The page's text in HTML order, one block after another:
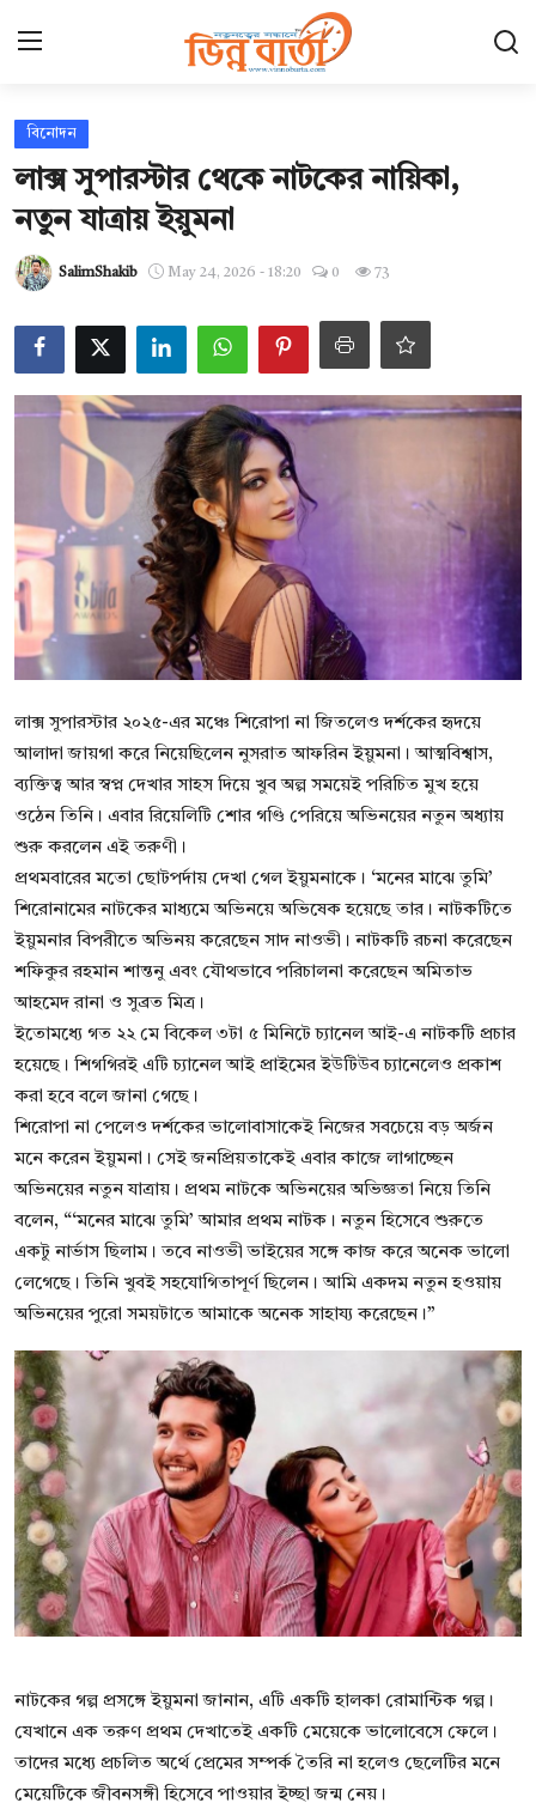
Contact
ছবি ঘর
আন্তর্জাতিক
সারাদেশ
বিনোদন
বাণিজ্য
শিল্প ও সাহিত্য
জাতীয়
রাজনীতি
Bangla
বিনোদন
লাক্স সুপারস্টার থেকে নাটকের নায়িকা,
নতুন যাত্রায় ইয়ুমনা
SalimShakib May 24, 2026 - 18:20 0 73
লাক্স সুপারস্টার ২০২৫-এর মঞ্চে শিরোপা না জিতলেও দর্শকের হৃদয়ে
আলাদা জায়গা করে নিয়েছিলেন নুসরাত আফরিন ইয়ুমনা। আত্মবিশ্বাস,
ব্যক্তিত্ব আর স্বপ্ন দেখার সাহস দিয়ে খুব অল্প সময়েই পরিচিত মুখ হয়ে
ওঠেন তিনি। এবার রিয়েলিটি শোর গণ্ডি পেরিয়ে অভিনয়ের নতুন অধ্যায়
শুরু করলেন এই তরুণী।
প্রথমবারের মতো ছোটপর্দায় দেখা গেল ইয়ুমনাকে। ‘মনের মাঝে তুমি’
শিরোনামের নাটকের মাধ্যমে অভিনয়ে অভিষেক হয়েছে তার। নাটকটিতে
ইয়ুমনার বিপরীতে অভিনয় করেছেন সাদ নাওভী। নাটকটি রচনা করেছেন
শফিকুর রহমান শান্তনু এবং যৌথভাবে পরিচালনা করেছেন অমিতাভ
আহমেদ রানা ও সুব্রত মিত্র।
ইতোমধ্যে গত ২২ মে বিকেল ৩টা ৫ মিনিটে চ্যানেল আই-এ নাটকটি প্রচার
হয়েছে। শিগগিরই এটি চ্যানেল আই প্রাইমের ইউটিউব চ্যানেলেও প্রকাশ
করা হবে বলে জানা গেছে।
শিরোপা না পেলেও দর্শকের ভালোবাসাকেই নিজের সবচেয়ে বড় অর্জন
মনে করেন ইয়ুমনা। সেই জনপ্রিয়তাকেই এবার কাজে লাগাচ্ছেন
অভিনয়ের নতুন যাত্রায়। প্রথম নাটকে অভিনয়ের অভিজ্ঞতা নিয়ে তিনি
বলেন, “‘মনের মাঝে তুমি’ আমার প্রথম নাটক। নতুন হিসেবে শুরুতে
একটু নার্ভাস ছিলাম। তবে নাওভী ভাইয়ের সঙ্গে কাজ করে অনেক ভালো
লেগেছে। তিনি খুবই সহযোগিতাপূর্ণ ছিলেন। আমি একদম নতুন হওয়ায়
অভিনয়ের পুরো সময়টাতে আমাকে অনেক সাহায্য করেছেন।”
নাটকের গল্প প্রসঙ্গে ইয়ুমনা জানান, এটি একটি হালকা রোমান্টিক গল্প।
যেখানে এক তরুণ প্রথম দেখাতেই একটি মেয়েকে ভালোবেসে ফেলে।
তাদের মধ্যে প্রচলিত অর্থে প্রেমের সম্পর্ক তৈরি না হলেও ছেলেটির মনে
মেয়েটিকে জীবনসঙ্গী হিসেবে পাওয়ার ইচ্ছা জন্ম নেয়।